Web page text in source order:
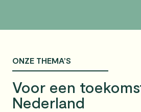
ONZE THEMA’S
Voor een
Nederland